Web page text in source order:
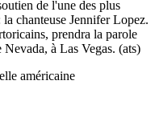
de l'une des plus
chanteuse Jennifer Lopez.
prendra la parole
à Las Vegas. (ats)
américaine